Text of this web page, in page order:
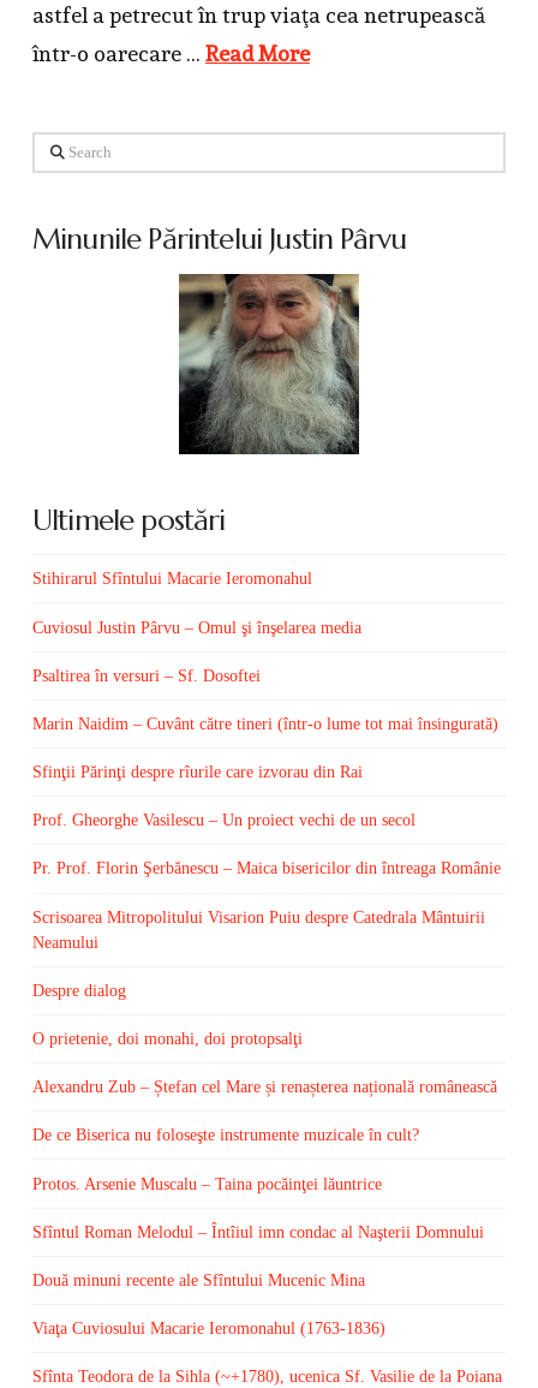
astfel a petrecut în trup viaţa cea netrupească
într-o oarecare … Read More
Search
Minunile Părintelui Justin Pârvu
Ultimele postări
Stihirarul Sfîntului Macarie Ieromonahul
Cuviosul Justin Pârvu – Omul şi înşelarea media
Psaltirea în versuri – Sf. Dosoftei
Marin Naidim – Cuvânt către tineri (într-o lume tot mai însingurată)
Sfinţii Părinţi despre rîurile care izvorau din Rai
Prof. Gheorghe Vasilescu – Un proiect vechi de un secol
Pr. Prof. Florin Şerbănescu – Maica bisericilor din întreaga Românie
Scrisoarea Mitropolitului Visarion Puiu despre Catedrala Mântuirii
Neamului
Despre dialog
O prietenie, doi monahi, doi protopsalţi
Alexandru Zub – Ștefan cel Mare și renașterea națională românească
De ce Biserica nu foloseşte instrumente muzicale în cult?
Protos. Arsenie Muscalu – Taina pocăinţei lăuntrice
Sfîntul Roman Melodul – Întîiul imn condac al Naşterii Domnului
Două minuni recente ale Sfîntului Mucenic Mina
Viaţa Cuviosului Macarie Ieromonahul (1763-1836)
Sfînta Teodora de la Sihla (~+1780), ucenica Sf. Vasilie de la Poiana